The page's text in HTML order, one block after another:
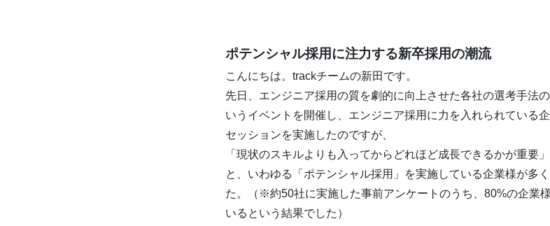
ポテンシャル採用に注力する新卒採用の潮流
こんにちは。trackチームの新田です。
先日、エンジニア採用の質を劇的に向上させた各社の選考手法
いうイベントを開催し、エンジニア採用に力を入れられている
セッションを実施したのですが、
「現状のスキルよりも入ってからどれほど成長できるかが重要」
と、いわゆる「ポテンシャル採用」を実施している企業様が多
た。（※約50社に実施した事前アンケートのうち、80%の企業
いるという結果でした）